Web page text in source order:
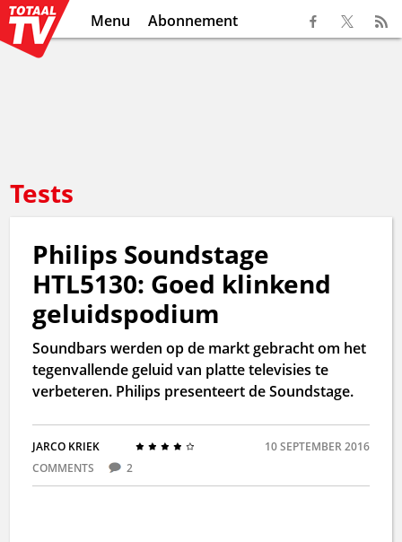
Menu Abonnement
Tests
Philips Soundstage
HTL5130: Goed klinkend
geluidspodium
Soundbars werden op de markt gebracht om het
tegenvallende geluid van platte televisies te
verbeteren. Philips presenteert de Soundstage.
JARCO KRIEK
10 SEPTEMBER 2016
COMMENTS
2